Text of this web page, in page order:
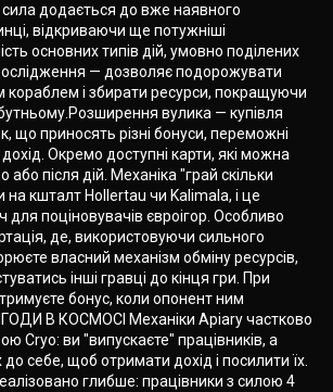
додається до вже наявного
відкриваючи ще потужніші
основних типів дій, умовно поділених
— дозволяє подорожувати
кораблем і збирати ресурси, покращуючи
вулика — купівля
що приносять різні бонуси, переможні
дохід. Окремо доступні карти, які можна
після дій. Механіка "грай скільки
на кшталт Hollertau чи Kalimala, і це
для поціновувачів євроігор. Особливо
де, використовуючи сильного
власний механізм обміну ресурсів,
інші гравці до кінця гри. При
бонус, коли опонент ним
В КОСМОСІ Механіки Apiary частково
Cryo: ви "випускаєте" працівників, а
до себе, щоб отримати дохід і посилити їх.
глибше: працівники з силою 4